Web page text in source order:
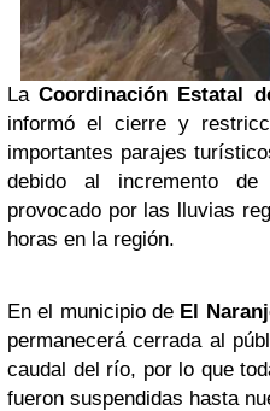
LaCoordinación Estatal
informó el cierre y
importantes parajes
debido al incremento
provocado por las lluvias
horas en la región.
En el municipio de El
permanecerá cerrada al
caudal del río, por lo que
fueron suspendidas hasta